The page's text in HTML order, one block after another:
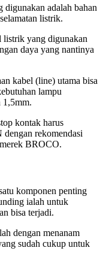
digunakan adalah bahan
listrik.
listrik yang digunakan
daya yang nantinya
kabel (line) utama bisa
lampu
1,5mm.
kontak harus
rekomendasi
BROCO.
komponen penting
ialah untuk
bisa terjadi.
dengan menanam
sudah cukup untuk